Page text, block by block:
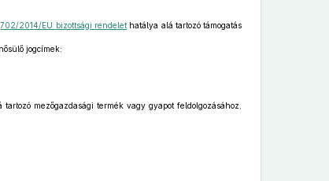
702/2014/EU bizottsági rendelet hatálya alá tartozó támogatás
jogcímek:
tartozó mezőgazdasági termék vagy gyapot feldolgozásához,